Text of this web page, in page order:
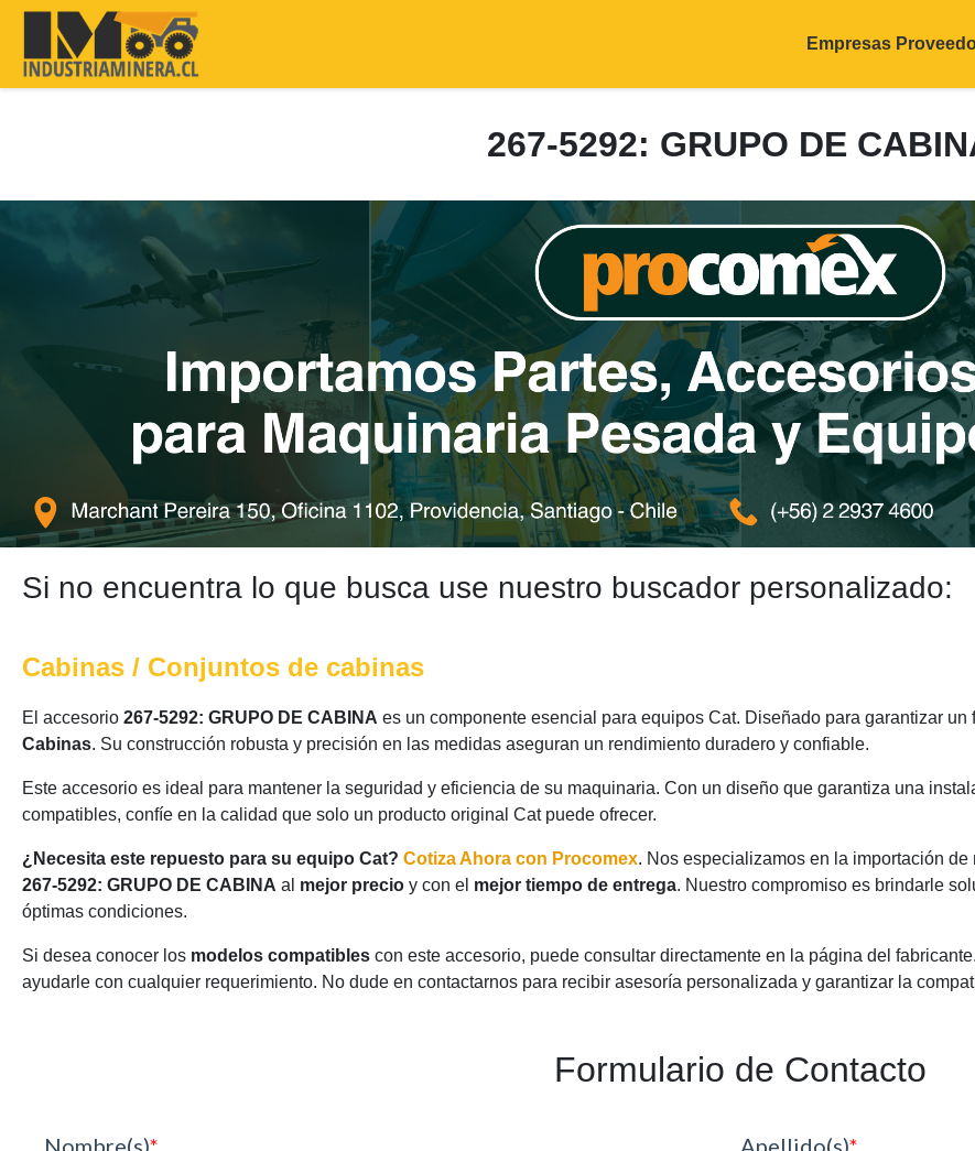
Empresas
267-5292: GRUPO DE
Si no encuentra lo que busca use nuestro buscador personalizado:
Cabinas / Conjuntos de cabinas
El accesorio 267-5292: GRUPO DE CABINA es un componente esencial para equipos Cat. Diseñado para garantizar
Cabinas. Su construcción robusta y precisión en las medidas aseguran un rendimiento duradero y confiable.
Este accesorio es ideal para mantener la seguridad y eficiencia de su maquinaria. Con un diseño que garantiza una
compatibles, confíe en la calidad que solo un producto original Cat puede ofrecer.
¿Necesita este repuesto para su equipo Cat? Cotiza Ahora con Procomex. Nos especializamos en la importación
267-5292: GRUPO DE CABINA al mejor precio y con el mejor tiempo de entrega. Nuestro compromiso es brindarle
óptimas condiciones.
Si desea conocer los modelos compatibles con este accesorio, puede consultar directamente en la página del
ayudarle con cualquier requerimiento. No dude en contactarnos para recibir asesoría personalizada y garantizar la
Formulario de Contacto